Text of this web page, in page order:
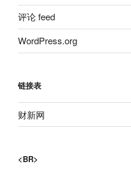
评论 feed
WordPress.org
链接表
财新网
<BR>